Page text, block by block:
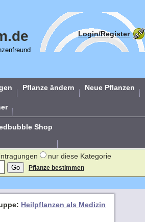
Login/Register
Pflanze ändern Neue Pflanzen
Shop
nur diese Kategorie
Pflanze bestimmen
Heilpflanzen als Medizin